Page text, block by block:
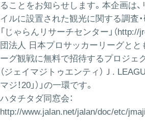
ることをお知らせします。本企画は
イルに設置された観光に関する調査
「じゃらんリサーチセンター」（http://
団法人 日本プロサッカーリーグとと
ーグ観戦に無料で招待するプロジェ
（ジェイマジトゥエンティ）Ｊ.
マジ！20」）」の一環です。
ハタチタダ同窓会：
http://www.jalan.net/jalan/doc/etc/